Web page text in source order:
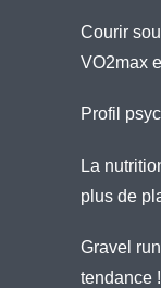
Courir
VO2max
Profil
La
plus de
Gravel
tendance !